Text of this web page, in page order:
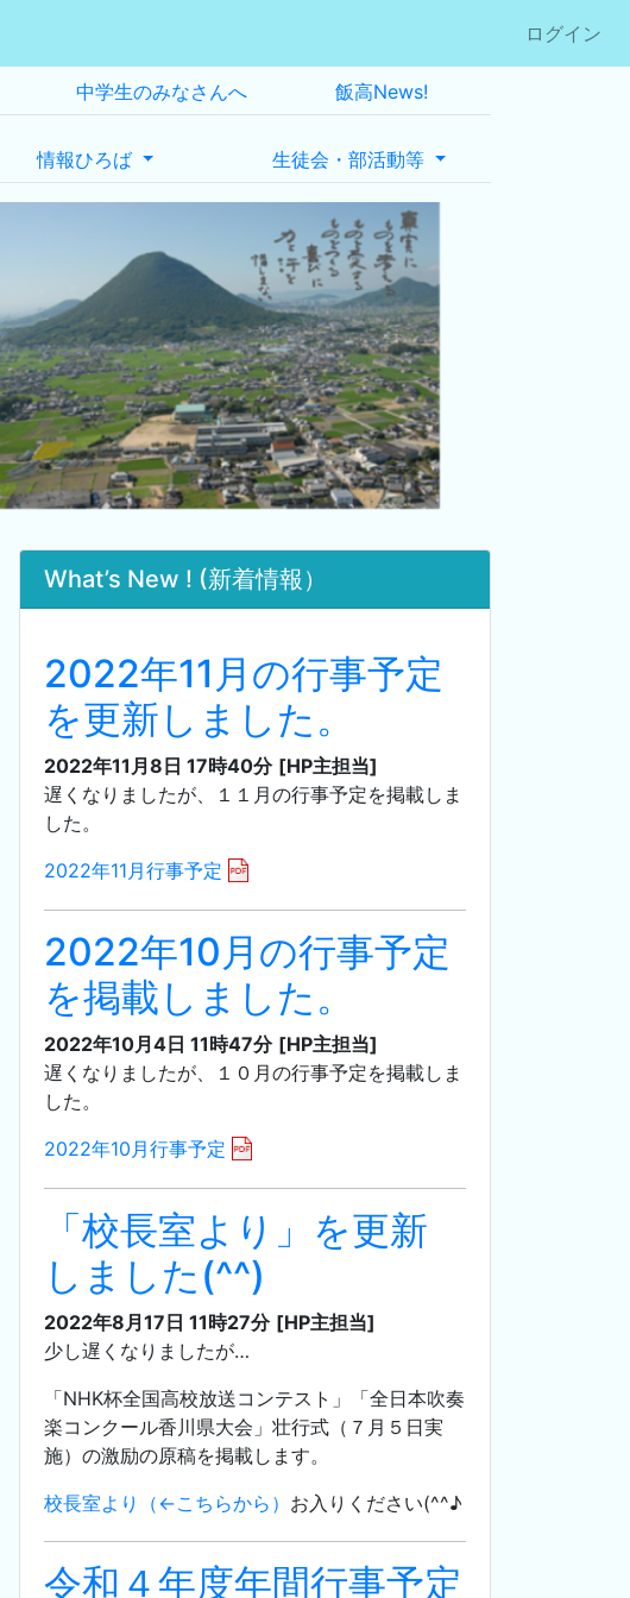
ログイン
中学生のみなさんへ 飯高News!
情報ひろば 生徒会・部活動等
What’s New ! (新着情報）
2022年11月の行事予定
を更新しました。
2022年11月8日 17時40分 [HP主担当]
遅くなりましたが、１１月の行事予定を掲載しま
した。
2022年11月行事予定
2022年10月の行事予定
を掲載しました。
2022年10月4日 11時47分 [HP主担当]
遅くなりましたが、１０月の行事予定を掲載しま
した。
2022年10月行事予定
「校長室より」を更新
しました(^^)
2022年8月17日 11時27分 [HP主担当]
少し遅くなりましたが…
「NHK杯全国高校放送コンテスト」「全日本吹奏
楽コンクール香川県大会」壮行式（７月５日実
施）の激励の原稿を掲載します。
校長室より（←こちらから） お入りください(^^♪
令和４年度年間行事予定